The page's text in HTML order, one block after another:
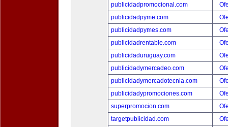
publicidadpromocional.com
publicidadpyme.com
publicidadpymes.com
publicidadrentable.com
publicidaduruguay.com
publicidadymercadeo.com
publicidadymercadotecnia.com
publicidadypromociones.com
superpromocion.com
targetpublicidad.com